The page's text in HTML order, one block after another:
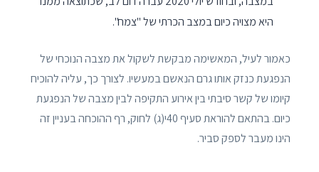
היא מצויה כיום במצב הכרתי של "צמח".
כאמור לעיל, המאשימה מבקשת לשקול את מצבה הנוכחי של
הנפגעת כנזק אותו גרם הנאשם במעשיו. לצורך כך, עליה להוכיח
קיומו של קשר סיבתי בין אירוע התקיפה לבין מצבה של הנפגעת
כיום. בהתאם להוראת סעיף 40י(ג) לחוק, רף ההוכחה בעניין זה
הינו מעבר לספק סביר.